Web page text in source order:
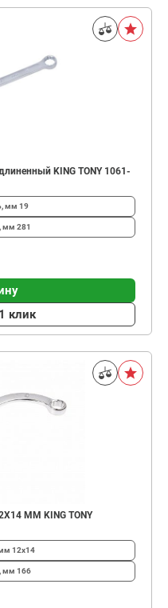
KING TONY 1061-
мм 19
мм 281
клик
ММ KING TONY
12х14
мм 166